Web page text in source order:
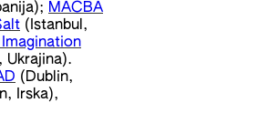
MACBA
(Istanbul,
Ukrajina).
(Dublin,
Irska),